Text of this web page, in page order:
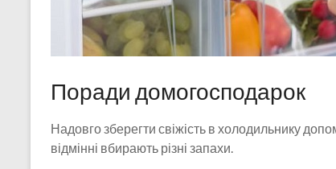
Поради домогосподарок
Надовго зберегти свіжість в холодильнику
відмінні вбирають різні запахи.